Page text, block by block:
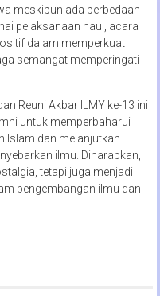
meskipun ada perbedaan
pelaksanaan haul, acara
dalam memperkuat
semangat memperingati
Reuni Akbar ILMY ke-13 ini
untuk memperbaharui
Islam dan melanjutkan
ilmu. Diharapkan,
tetapi juga menjadi
pengembangan ilmu dan